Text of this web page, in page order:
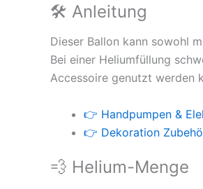
🛠 Anleitung
Dieser Ballon kann sowohl
Bei einer Heliumfüllung
Accessoire genutzt werden
👉 Handpumpen &
👉 Dekoration
💨 Helium-Menge